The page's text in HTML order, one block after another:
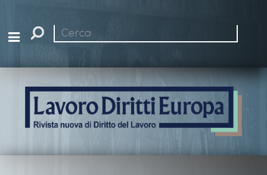
Cerca